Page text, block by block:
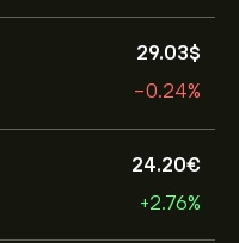
29.03‎$‎
-0.24%
24.20‎€‎
+2.76%